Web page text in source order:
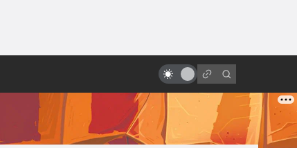
Парне из пекла